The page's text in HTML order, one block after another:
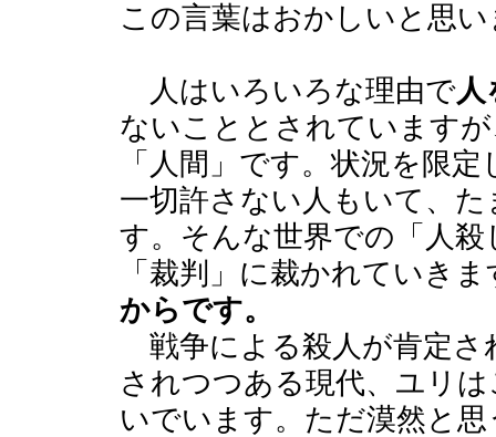
この言葉はおかしいと思
人はいろいろな理由で人
ないこととされています
「人間」です。状況を限
一切許さない人もいて、
す。そんな世界での「人
「裁判」に裁かれていきま
からです。
戦争による殺人が肯定さ
されつつある現代、ユリ
いでいます。ただ漠然と